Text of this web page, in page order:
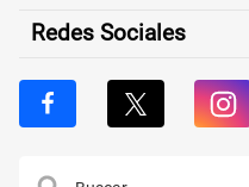
Redes Sociales